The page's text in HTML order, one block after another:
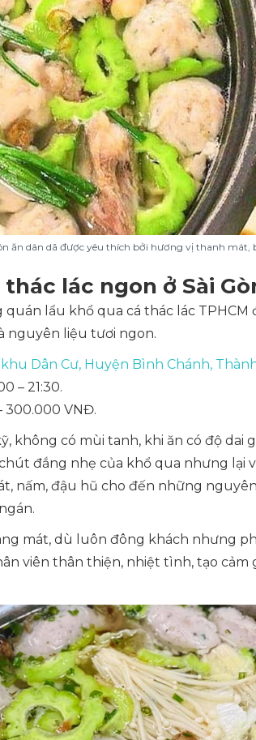
ăn dân dã được yêu thích bởi hương vị thanh mát,
lác ngon ở Sài
lẩu khổ qua cá thác lác
nguyên liệu tươi ngon.
khu Dân Cư, Huyện Bình Chánh,
– 21:30.
300.000 VNĐ.
không có mùi tanh, khi ăn có độ dai
đắng nhẹ của khổ qua nhưng lại
nấm, đậu hũ cho đến những
mát, dù luôn đông khách nhưng
viên thân thiện, nhiệt tình, tạo cảm